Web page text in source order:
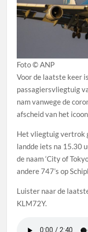
Foto © ANP
Voor de laatste keer
passagiersvliegtuig
nam vanwege de
afscheid van het
Het vliegtuig vertrok
landde iets na 15.30
de naam ‘City of
andere 747’s op
Luister naar de
KLM72Y.